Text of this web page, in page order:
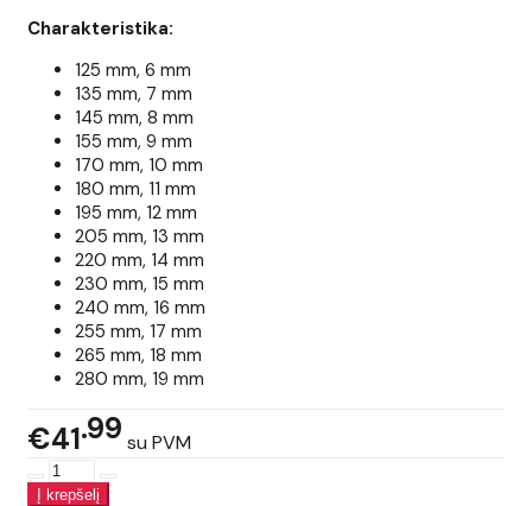
Charakteristika:
125 mm, 6 mm
135 mm, 7 mm
145 mm, 8 mm
155 mm, 9 mm
170 mm, 10 mm
180 mm, 11 mm
195 mm, 12 mm
205 mm, 13 mm
220 mm, 14 mm
230 mm, 15 mm
240 mm, 16 mm
255 mm, 17 mm
265 mm, 18 mm
280 mm, 19 mm
€41 99 su PVM